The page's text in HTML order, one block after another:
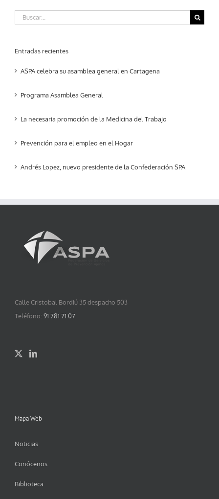
Buscar:
Entradas recientes
ASPA celebra su asamblea general en Cartagena
Programa Asamblea General
La necesaria promoción de la Medicina del Trabajo
Prevención para el empleo en el Hogar
Andrés Lopez, nuevo presidente de la Confederación SPA
Calle Cristobal Bordiú 35 despacho 503
Teléfono: 91 781 71 07
Mapa Web
Noticias
Conócenos
Biblioteca